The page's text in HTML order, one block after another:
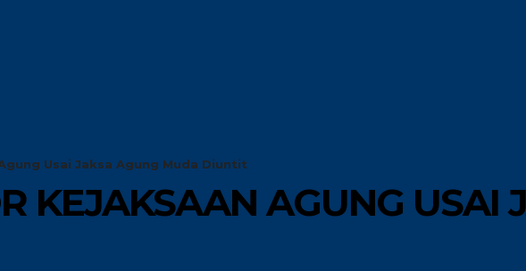
Usai Jaksa Agung Muda Diuntit
KEJAKSAAN AGUNG USAI